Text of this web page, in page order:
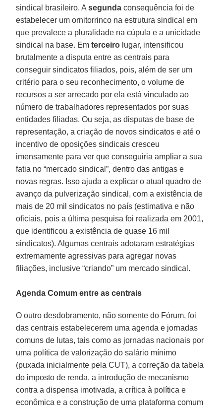
sindical brasileiro. Asegundaconsequência foi de
estabelecer um ornitorrinco na estrutura sindical em
que prevalece a pluralidade na cúpula e a unicidade
sindical na base. Emterceiro lugar, intensificou
brutalmente a disputa entre as centrais para
conseguir sindicatos filiados, pois, além de ser um
critério para o seu reconhecimento, o volume de
recursos a ser arrecado por ela está vinculado ao
número de trabalhadores representados por suas
entidades filiadas. Ou seja, as disputas de base de
representação, a criação de novos sindicatos e até o
incentivo de oposições sindicais cresceu
imensamente para ver que conseguiria ampliar a sua
fatia no “mercado sindical”, dentro das antigas e
novas regras. Isso ajuda a explicar o atual quadro de
avanço da pulverização sindical, com a existência de
mais de 20 mil sindicatos no país (estimativa e não
oficiais, pois a última pesquisa foi realizada em 2001,
que identificou a existência de quase 16 mil
sindicatos). Algumas centrais adotaram estratégias
extremamente agressivas para agregar novas
filiações, inclusive “criando” um mercado sindical.
Agenda Comum entre as centrais
O outro desdobramento, não somente do Fórum, foi
das centrais estabelecerem uma agenda e jornadas
comuns de lutas, tais como as jornadas nacionais por
uma política de valorização do salário mínimo
(puxada inicialmente pela CUT), a correção da tabela
do imposto de renda, a introdução de mecanismo
contra a dispensa imotivada, a crítica à política e
econômica e a construção de uma plataforma comum